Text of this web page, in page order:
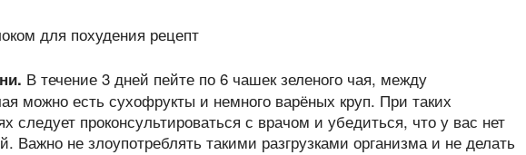
В течение 3 дней пейте по 6 чашек зеленого чая, между
можно есть сухофрукты и немного варёных круп. При таких
следует проконсультироваться с врачом и убедиться, что у вас нет
Важно не злоупотреблять такими разгрузками организма и не делать